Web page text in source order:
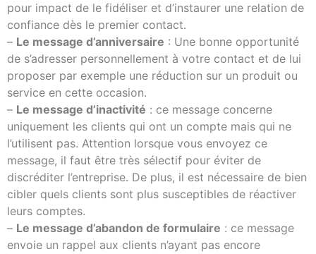
pour impact de le fidéliser et d’instaurer une relation de
confiance dès le premier contact.
– Le message d’anniversaire : Une bonne opportunité
de s’adresser personnellement à votre contact et de lui
proposer par exemple une réduction sur un produit ou
service en cette occasion.
– Le message d’inactivité : ce message concerne
uniquement les clients qui ont un compte mais qui ne
l’utilisent pas. Attention lorsque vous envoyez ce
message, il faut être très sélectif pour éviter de
discréditer l’entreprise. De plus, il est nécessaire de bien
cibler quels clients sont plus susceptibles de réactiver
leurs comptes.
– Le message d’abandon de formulaire : ce message
envoie un rappel aux clients n’ayant pas encore